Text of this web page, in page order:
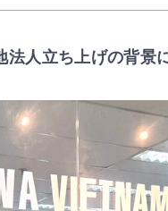
人立ち上げの背景